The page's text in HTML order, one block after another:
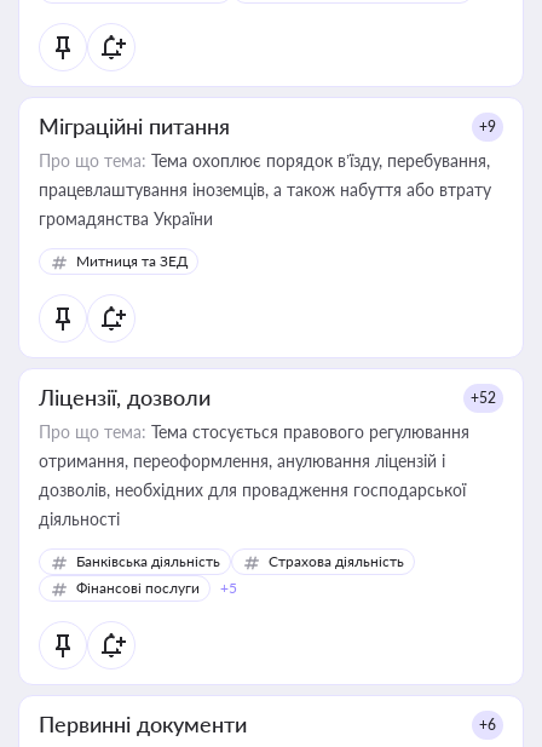
Міграційні питання +9
Про що тема: Тема охоплює порядок в’їзду, перебування,
працевлаштування іноземців, а також набуття або втрату
громадянства України
Митниця та ЗЕД
Ліцензії, дозволи +52
Про що тема: Тема стосується правового регулювання
отримання, переоформлення, анулювання ліцензій і
дозволів, необхідних для провадження господарської
діяльності
Банківська діяльність
Страхова діяльність
Фінансові послуги
+5
Первинні документи +6